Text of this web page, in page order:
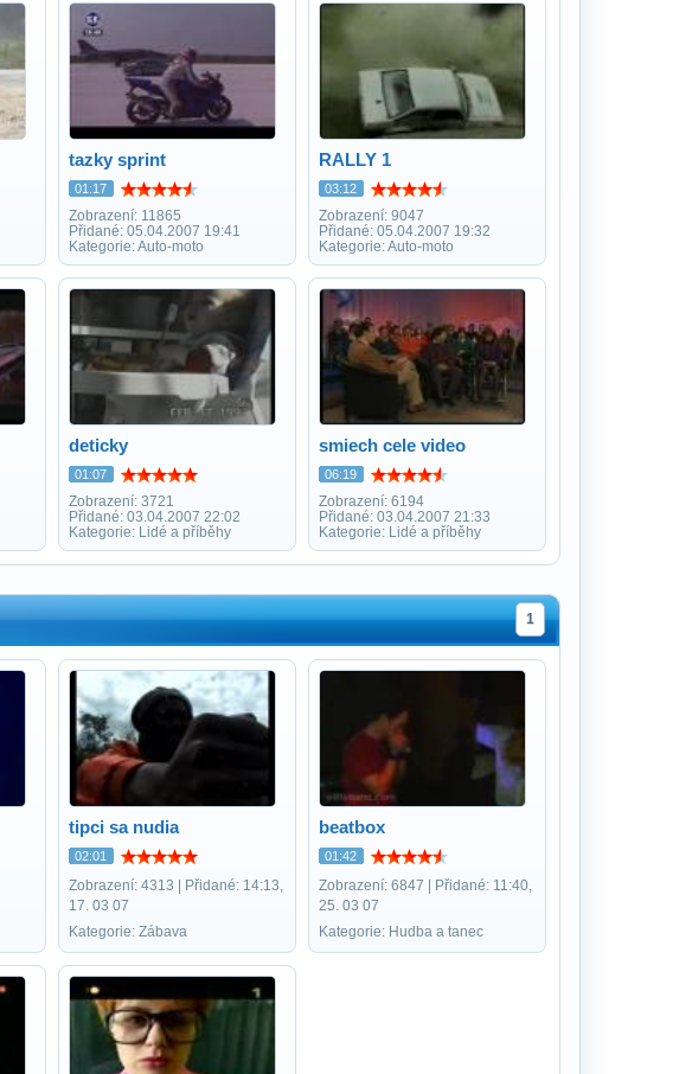
tazky sprint
01:17
Zobrazení: 11865
Přidané: 05.04.2007 19:41
Kategorie: Auto-moto
RALLY 1
03:12
Zobrazení: 9047
Přidané: 05.04.2007 19:32
Kategorie: Auto-moto
deticky
01:07
Zobrazení: 3721
Přidané: 03.04.2007 22:02
Kategorie: Lidé a příběhy
smiech cele video
06:19
Zobrazení: 6194
Přidané: 03.04.2007 21:33
Kategorie: Lidé a příběhy
1
tipci sa nudia
02:01
Zobrazení: 4313 | Přidané: 14:13,
17. 03 07
Kategorie: Zábava
beatbox
01:42
Zobrazení: 6847 | Přidané: 11:40,
25. 03 07
Kategorie: Hudba a tanec